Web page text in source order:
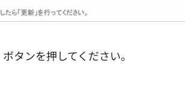
タンを押してください。